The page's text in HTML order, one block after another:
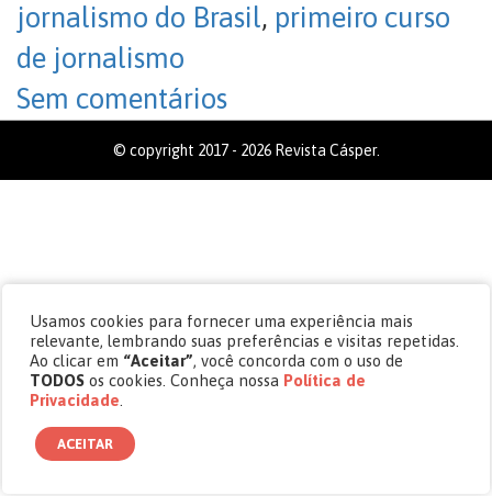
jornalismo do Brasil, primeiro curso
de jornalismo
Sem comentários
© copyright 2017 - 2026 Revista Cásper.
Usamos cookies para fornecer uma experiência mais
relevante, lembrando suas preferências e visitas repetidas.
Ao clicar em “Aceitar”, você concorda com o uso de
TODOS os cookies. Conheça nossa Política de
Privacidade
ACEITAR